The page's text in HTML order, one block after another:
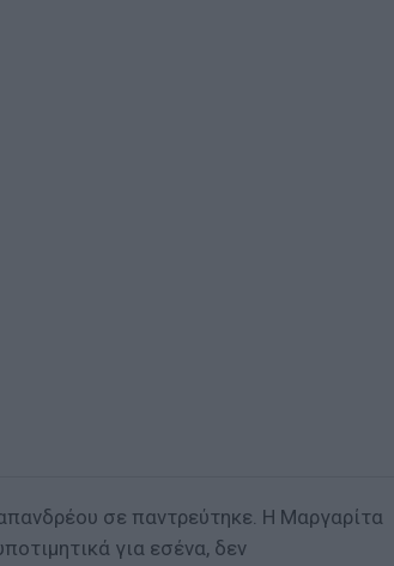
σε παντρεύτηκε. Η Μαργαρίτα
για εσένα, δεν